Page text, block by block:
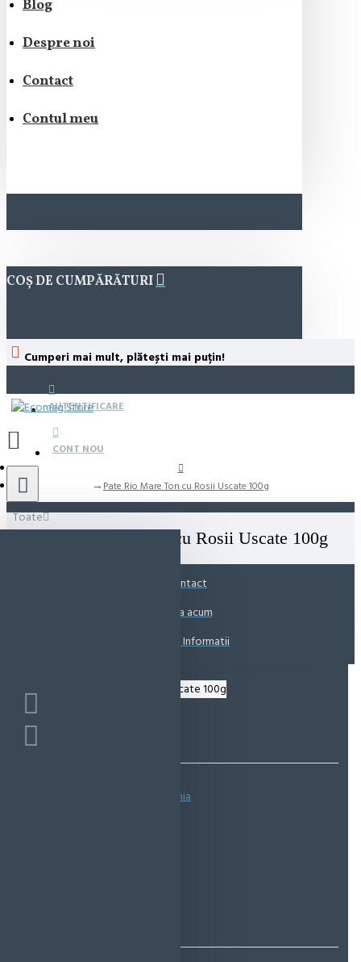
Blog
Despre noi
Contact
Contul meu
COȘ DE CUMPĂRĂTURI
Cumperi mai mult, plătești mai puțin!
AUTENTIFICARE
CONT NOU
Toate
Pate Rio Mare Ton cu Rosii Uscate 100g
Pate Rio Mare Ton cu Rosii Uscate 100g
Contact
Suna acum
Solicita Informatii
Spune-ţi opinia